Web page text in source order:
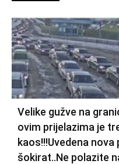
Velike gužve na
ovim prijelazima je
kaos!!!Uvedena
šokirat..Ne polazite